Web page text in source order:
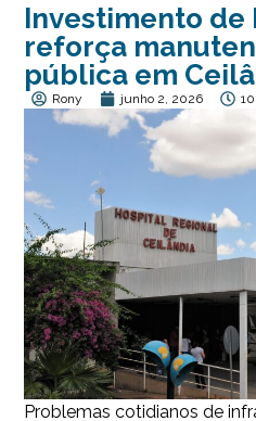
Investimento de
reforça
pública em
Rony junho 2, 2026
Problemas cotidianos de